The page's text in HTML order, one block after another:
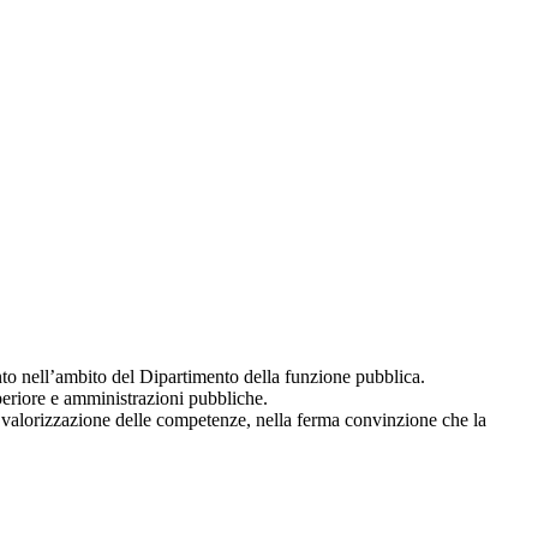
nell’ambito del Dipartimento della funzione pubblica.
e amministrazioni pubbliche.
delle competenze, nella ferma convinzione che la